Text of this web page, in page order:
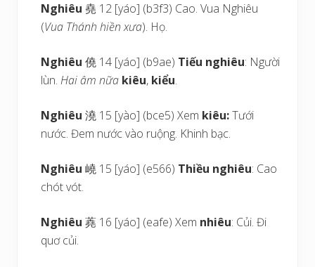
Nghiêu 堯 12 [yáo] (b3f3) Cao. Vua Nghiêu
(Vua Thánh hiền xưa). Họ.
Nghiêu 僥 14 [yáo] (b9ae) Tiếu nghiêu: Người
lùn.Hai âm nữa kiêu, kiểu.
Nghiêu 澆 15 [yào] (bce5) Xem kiêu:Tưới
nước. Đem nước vào ruộng. Khinh bạc.
Nghiêu嶢 15 [yáo] (e566) Thiều nghiêu: Cao
chót vót.
Nghiêu蕘 16 [yáo] (eafe) Xem nhiêu: Củi. Đi
quơ củi.